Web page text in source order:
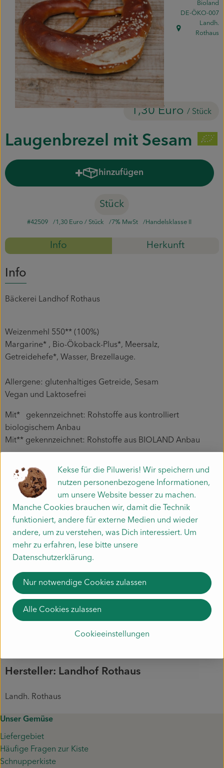
Piluweri im Glas
Blumensträuße
Naturkost
Backwaren
Firmenkunden
Mitmachen
Laugenbrezel mit Sesam
1,30 Euro / Stück
Bioland
, Kontrollstelle:
DE-ÖKO-007
, Herkunft:
Landh.
Rothaus
hinzufügen
Produkt zum Warenkorb
Stück
#42509 1,30 Euro/ Stück 7% MwSt Handelsklasse II
Info Herkunft
Info
Bäckerei Landhof Rothaus
Weizenmehl 550** (100%)
Margarine* , Bio-Ökoback-Plus*, Meersalz,
Getreidehefe*, Wasser, Brezellauge.
Allergene: glutenhaltiges Getreide, Sesam
Vegan und Laktosefrei
Mit* gekennzeichnet: Rohstoffe aus kontrolliert
biologischem Anbau
Mit** gekennzeichnet: Rohstoffe aus BIOLAND Anbau
In unserer Backstube werden viele Produkte verarbeitet.
Somit können produktionsbedingt
Spuren von anderen glutenhaltigen Getreiden, Lupinen,
Sesam, Milch, Laktose, Soja, Eier
und Schalenfüchte (Nüsse) enthalten sein.
Produktinformationen
Zutaten
Hersteller: Landhof Rothaus
Landh. Rothaus
Unser Gemüse
Liefergebiet
Häufige Fragen zur Kiste
Schnupperkiste
Kekse für die Piluweris! Wir speichern und
nutzen personenbezogene Informationen,
um unsere Website besser zu machen.
Manche Cookies brauchen wir, damit die Technik
funktioniert, andere für externe Medien und wieder
andere, um zu verstehen, was Dich interessiert. Um
mehr zu erfahren, lese bitte unsere
Datenschutzerklärung.
Cookieeinstellungen
Nur notwendige Cookies zulassen
Alle Cookies zulassen